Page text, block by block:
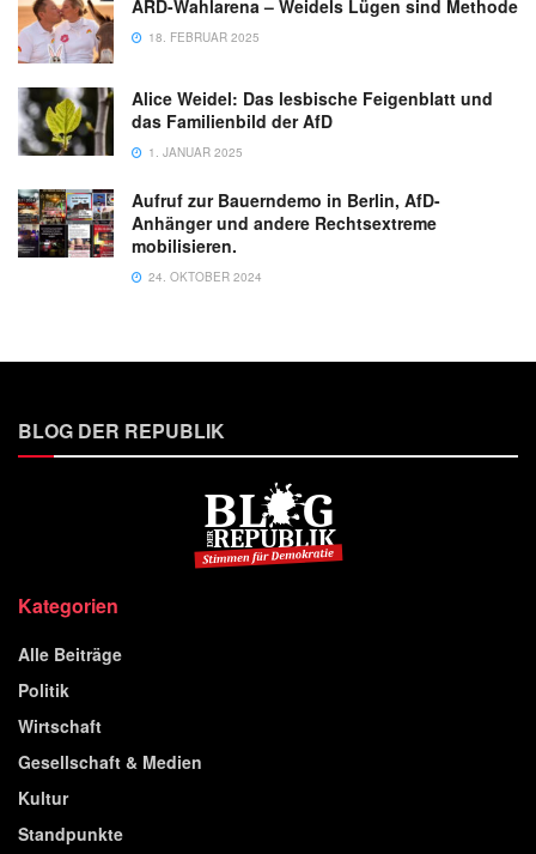
ARD-Wahlarena – Weidels Lügen sind Methode
18. FEBRUAR 2025
Alice Weidel: Das lesbische Feigenblatt und
das Familienbild der AfD
1. JANUAR 2025
Aufruf zur Bauerndemo in Berlin, AfD-
Anhänger und andere Rechtsextreme
mobilisieren.
24. OKTOBER 2024
BLOG DER REPUBLIK
Kategorien
Alle Beiträge
Politik
Wirtschaft
Gesellschaft & Medien
Kultur
Standpunkte